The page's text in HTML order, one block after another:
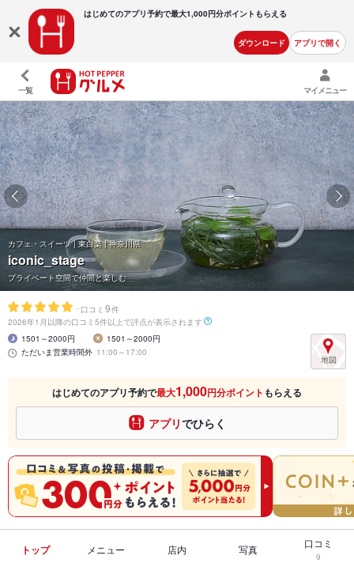
はじめてのアプリ予約で最大1,000円分ポイントもらえる
ダウンロード アプリで開く
一覧 マイメニュー
カフェ・スイーツ | 東白楽 | 神奈川県
iconic_stage
プライベート空間で仲間と楽しむ
- 口コミ 9件
2026年1月以降の口コミ5件以上で評点が表示されます
1501～2000円
1501～2000円
ただいま営業時間外 11:00～17:00
はじめてのアプリ予約で最大1,000円分ポイント もらえる
アプリでひらく
トップ メニュー 店内 写真 口コミ
9